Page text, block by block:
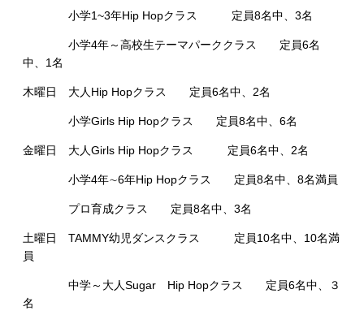
小学1~3年Hip Hopクラス 定員8名中、3名
小学4年～高校生テーマパーククラス 定員6名
中、1名
木曜日 大人Hip Hopクラス 定員6名中、2名
小学Girls Hip Hopクラス 定員8名中、6名
金曜日 大人Girls Hip Hopクラス 定員6名中、2名
小学4年∼6年Hip Hopクラス 定員8名中、8名満員
プロ育成クラス 定員8名中、3名
土曜日 TAMMY幼児ダンスクラス 定員10名中、10名満
員
中学～大人Sugar Hip Hopクラス 定員6名中、３
名